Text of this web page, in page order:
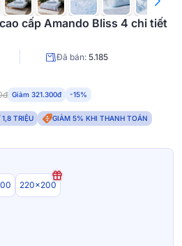
cấp Amando Bliss 4 chi tiết
Đã bán: 5.185
Giảm 321.300đ -15%
TRIỆU GIẢM 5% KHI THANH TOÁN
220x200